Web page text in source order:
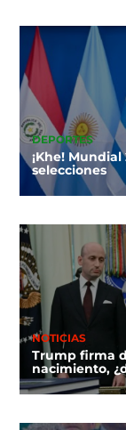
DEPORTES
¡Khe!
selecciones
NOTICIAS
Trump firma
nacimiento,